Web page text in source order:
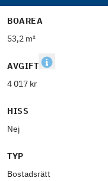
BOAREA
53,2 m²
AVGIFT
4 017 kr
HISS
Nej
TYP
Bostadsrätt